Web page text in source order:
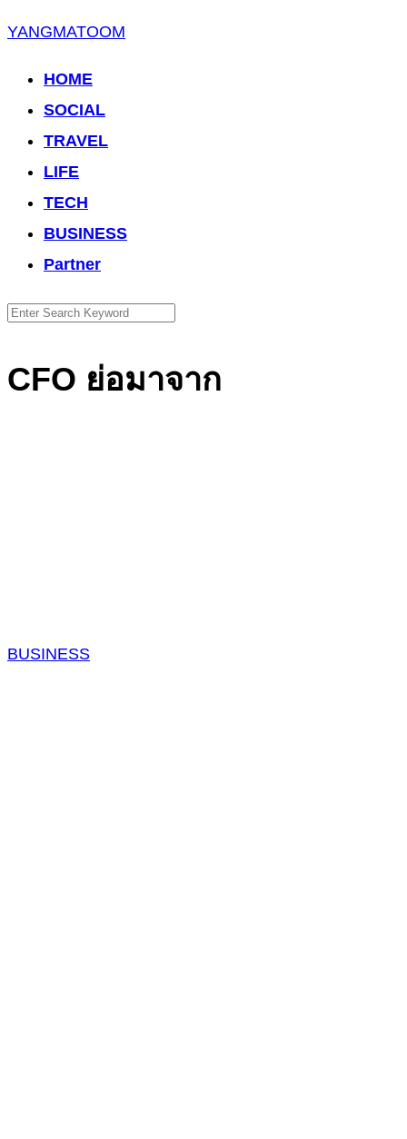
Skip
YANGMATOOM
HOME
SOCIAL
TRAVEL
LIFE
TECH
BUSINESS
Partner
Search
CFO ย่อมาจาก
BUSINESS